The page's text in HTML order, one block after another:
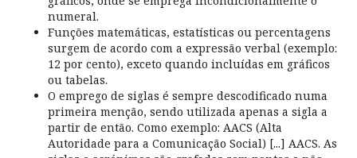
numeral.
Funções matemáticas, estatísticas ou percentagens
surgem de acordo com a expressão verbal (exemplo:
12 por cento), exceto quando incluídas em gráficos
ou tabelas.
O emprego de siglas é sempre descodificado numa
primeira menção, sendo utilizada apenas a sigla a
partir de então. Como exemplo: AACS (Alta
Autoridade para a Comunicação Social) [...] AACS. As